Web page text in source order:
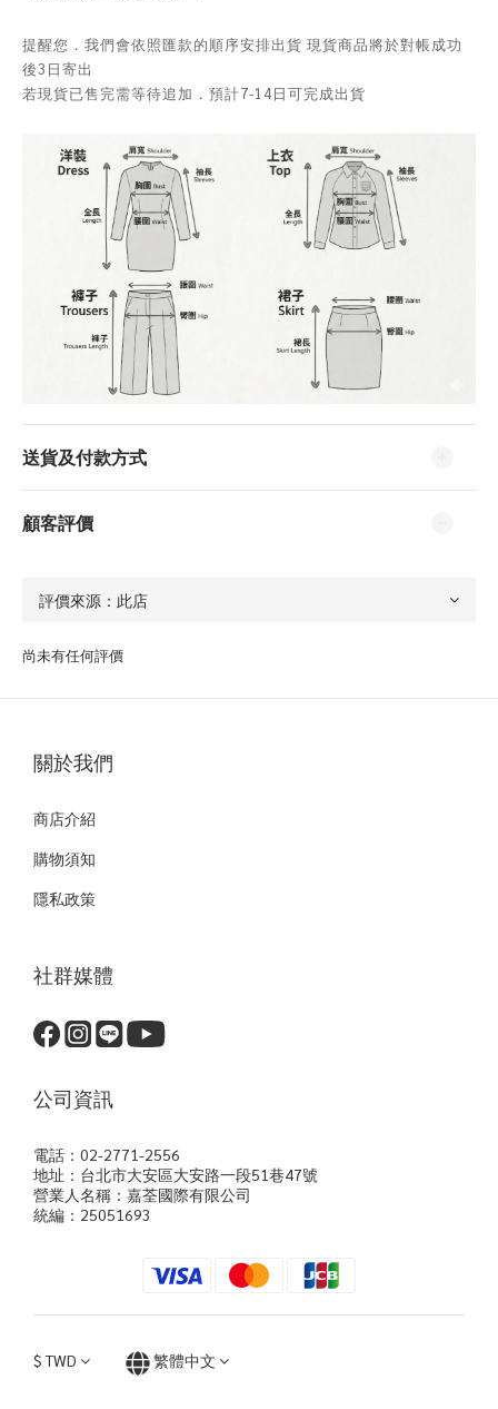
提醒您．我們會依照匯款的順序安排出貨 現貨商品將於對帳成功
後3日寄出
若現貨已售完需等待追加．預計7-14日可完成出貨
送貨及付款方式
顧客評價
尚未有任何評價
關於我們
商店介紹
購物須知
隱私政策
社群媒體
公司資訊
電話：02-2771-2556
地址：台北市大安區大安路一段51巷47號
營業人名稱：嘉荃國際有限公司
統編：25051693
$ TWD 繁體中文